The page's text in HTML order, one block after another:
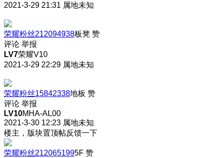
2021-3-29 21:31 属地未知
荣耀粉丝212094938板凳 赞
评论 举报
LV7荣耀V10
2021-3-29 22:29 属地未知
荣耀粉丝15842338地板 赞
评论 举报
LV10MHA-AL00
2021-3-30 12:23 属地未知
楼主，版块置顶帖反馈一下
荣耀粉丝2120651995F 赞